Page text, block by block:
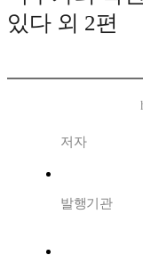
있다 외 2편
저자
발행기관